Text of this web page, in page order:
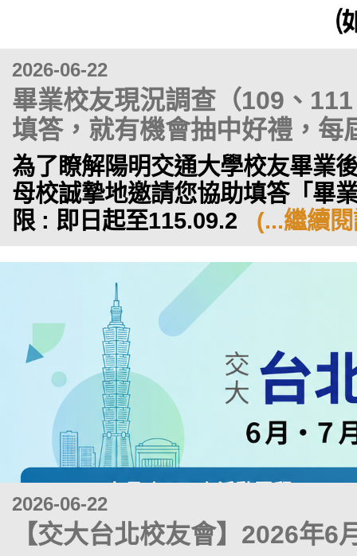
2026-06-22
畢業校友現況調查（109、
填答，就有機會抽中好禮，
為了瞭解陽明交通大學校友畢業
母校誠摯地邀請您協助填答「畢
限 : 即日起至115.09.2 (...繼續
2026-06-22
【交大台北校友會】2026年